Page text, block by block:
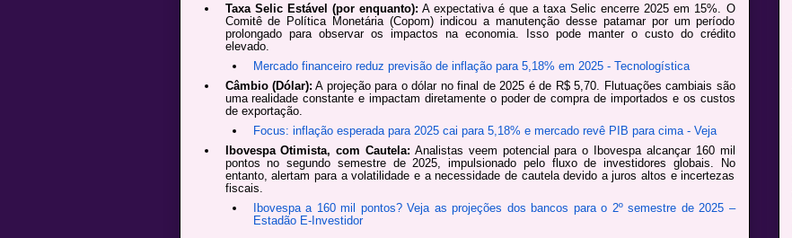
Taxa Selic Estável (por enquanto): A expectativa é que a taxa Selic encerre 2025 em 15%. O
Comitê de Política Monetária (Copom) indicou a manutenção desse patamar por um período
prolongado para observar os impactos na economia. Isso pode manter o custo do crédito
elevado.
Mercado financeiro reduz previsão de inflação para 5,18% em 2025 - Tecnologística
Câmbio (Dólar): A projeção para o dólar no final de 2025 é de R$ 5,70. Flutuações cambiais são
uma realidade constante e impactam diretamente o poder de compra de importados e os custos
de exportação.
Focus: inflação esperada para 2025 cai para 5,18% e mercado revê PIB para cima - Veja
Ibovespa Otimista, com Cautela: Analistas veem potencial para o Ibovespa alcançar 160 mil
pontos no segundo semestre de 2025, impulsionado pelo fluxo de investidores globais. No
entanto, alertam para a volatilidade e a necessidade de cautela devido a juros altos e incertezas
fiscais.
Ibovespa a 160 mil pontos? Veja as projeções dos bancos para o 2º semestre de 2025 –
Estadão E-Investidor